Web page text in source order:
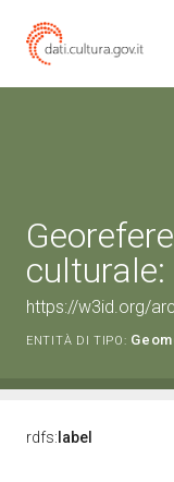
https://w3id.org/
ENTITÀ DI TIPO:
rdfs: label